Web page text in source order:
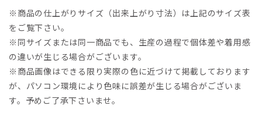
※商品の仕上がりサイズ（出来上がり寸法）は上記のサイズ表
をご覧下さい。
※同サイズまたは同一商品でも、生産の過程で個体差や着用感
の違いが生じる場合がございます。
※商品画像はできる限り実際の色に近づけて掲載しております
が、パソコン環境により色味に誤差が生じる場合がございま
す。予めご了承下さいませ。